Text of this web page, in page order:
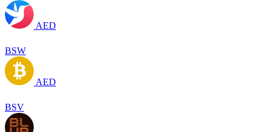
AED
BSW
AED
BSV